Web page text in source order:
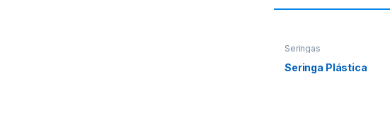
Seringas
Seringa Plástica